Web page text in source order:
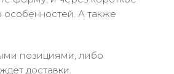
особенностей. А также
позициями, либо
доставки.